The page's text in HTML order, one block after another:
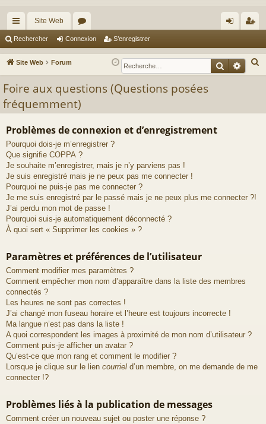
cc
ès
ra
pi
de
Site Web
or
u
m
s
ne
xi
nr
eg
Rechercher Connexion S’enregistrer
Site Web Forum
e
e
Foire aux questions (Questions posées
fréquemment)
Problèmes de connexion et d’enregistrement
Pourquoi dois-je m’enregistrer ?
Que signifie COPPA ?
Je souhaite m’enregistrer, mais je n’y parviens pas !
Je suis enregistré mais je ne peux pas me connecter !
Pourquoi ne puis-je pas me connecter ?
Je me suis enregistré par le passé mais je ne peux plus me connecter ?!
J’ai perdu mon mot de passe !
Pourquoi suis-je automatiquement déconnecté ?
À quoi sert « Supprimer les cookies » ?
Paramètres et préférences de l’utilisateur
Comment modifier mes paramètres ?
Comment empêcher mon nom d’apparaître dans la liste des membres
connectés ?
Les heures ne sont pas correctes !
J’ai changé mon fuseau horaire et l’heure est toujours incorrecte !
Ma langue n’est pas dans la liste !
A quoi correspondent les images à proximité de mon nom d’utilisateur ?
Comment puis-je afficher un avatar ?
Qu’est-ce que mon rang et comment le modifier ?
Lorsque je clique sur le lien courriel d’un membre, on me demande de me
connecter !?
Problèmes liés à la publication de messages
Comment créer un nouveau sujet ou poster une réponse ?